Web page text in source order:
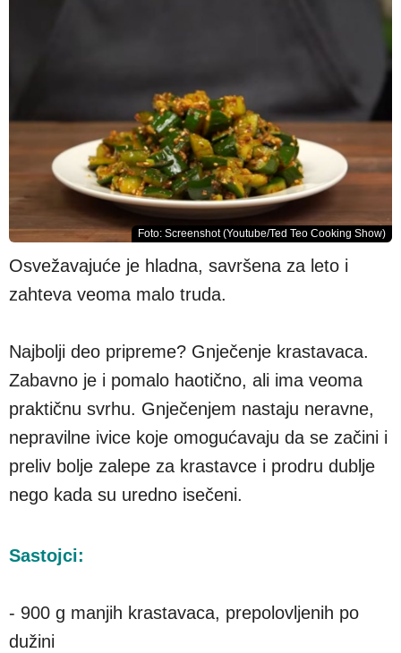
Foto: Screenshot (Youtube/Ted Teo Cooking Show)
Osvežavajuće je hladna, savršena za leto i
zahteva veoma malo truda.
Najbolji deo pripreme? Gnječenje krastavaca.
Zabavno je i pomalo haotično, ali ima veoma
praktičnu svrhu. Gnječenjem nastaju neravne,
nepravilne ivice koje omogućavaju da se začini i
preliv bolje zalepe za krastavce i prodru dublje
nego kada su uredno isečeni.
Sastojci:
- 900 g manjih krastavaca, prepolovljenih po
dužini